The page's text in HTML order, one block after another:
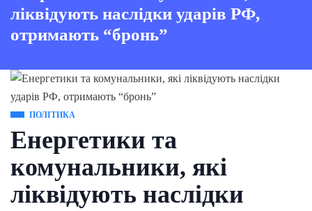
ліквідують наслідки ударів РФ,
отримають “бронь”
ПОЛІТИКА
Енергетики та
комунальники, які
ліквідують наслідки